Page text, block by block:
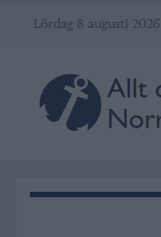
Lördag 8 augusti 2026